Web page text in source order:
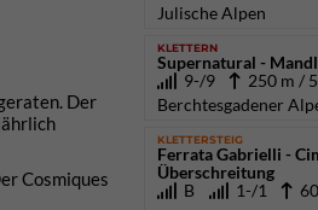
Der
Cosmiques
Julische Alpen
KLETTERN
Supernatural -
9-/9
250 m /
Berchtesgadener
KLETTERSTEIG
Ferrata Gabrielli -
Überschreitung
B
1-/1